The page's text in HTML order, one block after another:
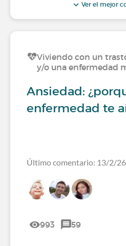
Ver el mejor
Viviendo con un
y/o una enfermedad
Ansiedad:
enfermedad te
Último comentario: 13/2/26
993 59